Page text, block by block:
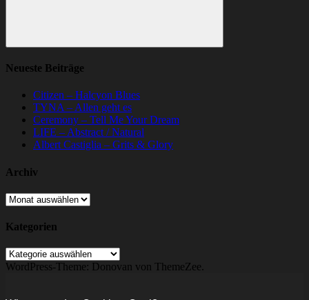
Suchen
Neueste Beiträge
Citizen – Halcyon Blues
TYNA – Allen geht es
Ceremony – Tell Me Your Dream
LIFE – Abstract / Natural
Albert Castiglia – Grits & Glory
Archiv
Archiv
Kategorien
Kategorien
WordPress-Theme: Donovan von ThemeZee.